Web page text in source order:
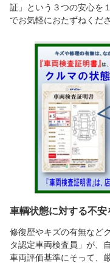
証」という３つの安心を
でお気軽におたずねくだ
車輌状態に対する不安
修復歴やキズの有無など
タ認定車両検査員」が、
車両評価基準にそって、